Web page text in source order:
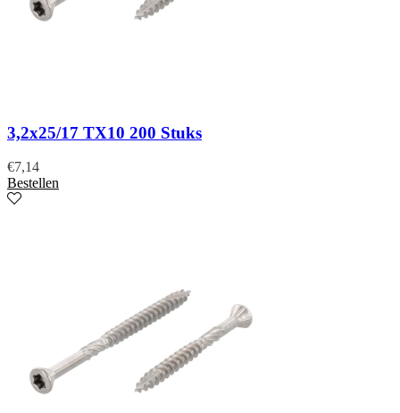
3,2x25/17 TX10 200 Stuks
€7,14
Bestellen